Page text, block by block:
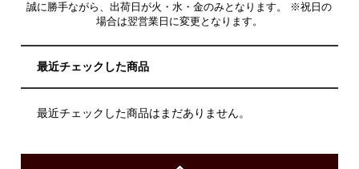
誠に勝手ながら、出荷日が火・水・金のみとなります。 ※祝日の
場合は翌営業日に変更となります。
最近チェックした商品
最近チェックした商品はまだありません。